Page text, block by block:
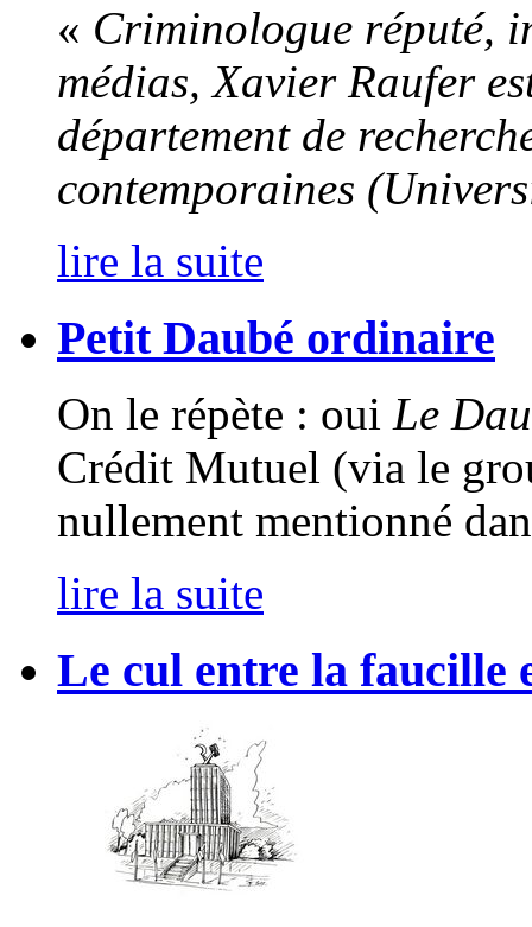
« Criminologue réputé,
médias, Xavier Raufer
département de
contemporaines
lire la suite
Petit Daubé ordinaire
On le répète : oui Le
Crédit Mutuel (via le
nullement mentionné
lire la suite
Le cul entre la faucille